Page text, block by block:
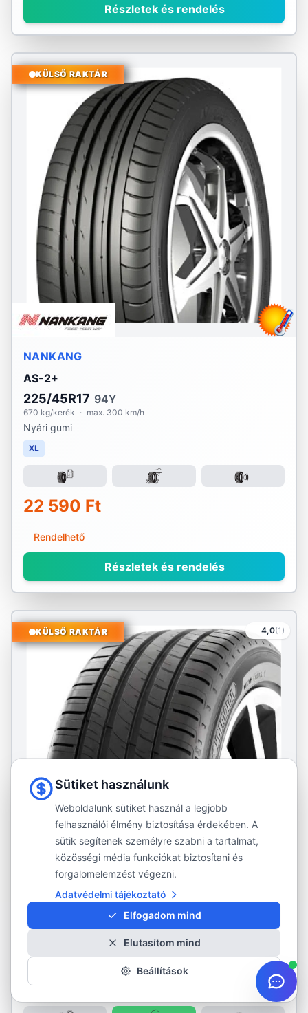
Részletek és rendelés
KÜLSŐ RAKTÁR
NANKANG
AS-2+
225/45R17 94Y
670 kg/kerék · max. 300 km/h
Nyári gumi
XL
22 590 Ft
Rendelhető
Részletek és rendelés
4,0(1)
KÜLSŐ RAKTÁR
Summer 3
225/45R17 91Y
max. 300 km/h
Nyári gumi
Sütiket használunk
Weboldalunk sütiket használ a legjobb
felhasználói élmény biztosítása érdekében. A
sütik segítenek személyre szabni a tartalmat,
közösségi média funkciókat biztosítani és
forgalomelemzést végezni.
Adatvédelmi tájékoztató
Elfogadom mind
Elutasítom mind
Beállítások